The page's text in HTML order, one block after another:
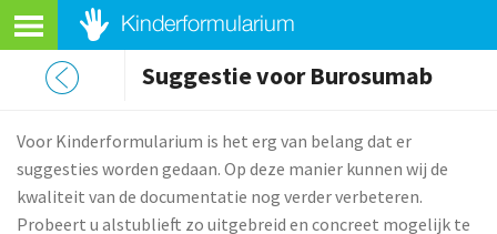
Suggestie voor Burosumab
Voor Kinderformularium is het erg van belang dat er
suggesties worden gedaan. Op deze manier kunnen wij de
kwaliteit van de documentatie nog verder verbeteren.
Probeert u alstublieft zo uitgebreid en concreet mogelijk te